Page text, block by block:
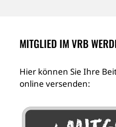
MITGLIED IM VRB
Hier können Sie Ihre
online versenden: